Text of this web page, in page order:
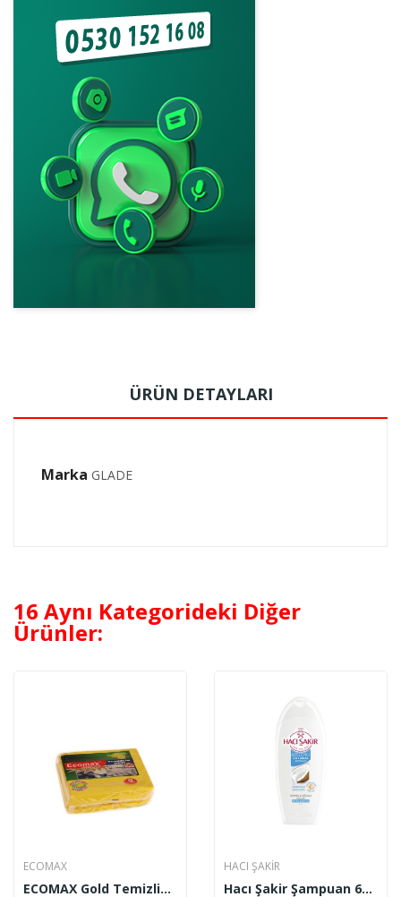
ÜRÜN DETAYLARI
Marka GLADE
16 Aynı Kategorideki Diğer
Ürünler:
ECOMAX
ECOMAX Gold Temizlik Bezi
HACI ŞAKİR
Hacı Şakir Şampuan 600 Ml